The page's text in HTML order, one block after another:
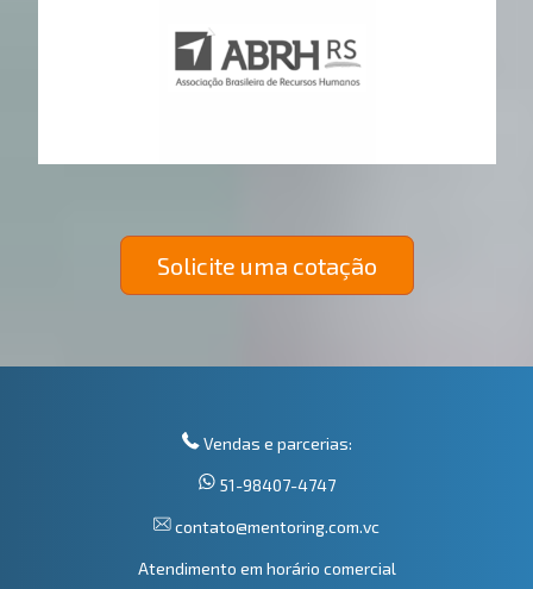
Solicite uma cotação
Vendas e parcerias:
51-98407-4747
contato@mentoring.com.vc
Atendimento em horário comercial